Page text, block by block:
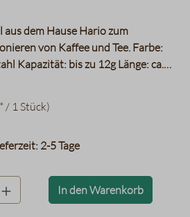
dem Hause Hario zum
von Kaffee und Tee. Farbe:
Kapazität: bis zu 12g Länge: ca.
Höhe: ca. 120 mm
/ 1 Stück)
2-5 Tage
In den Warenkorb